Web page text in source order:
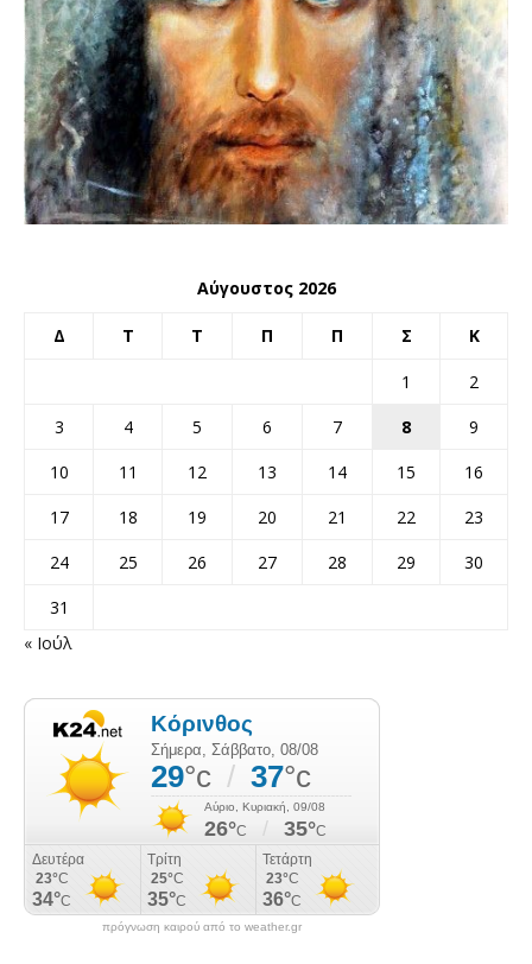
Αύγουστος 2026
Δ Τ Τ Π Π Σ Κ
1
2
3
4 5 6 7 8
9
10
11 12 13 14 15
16
17
18 19 20 21 22
23
24
25 26 27 28 29
30
31
« Ιούλ
πρόγνωση καιρού από το weather.gr